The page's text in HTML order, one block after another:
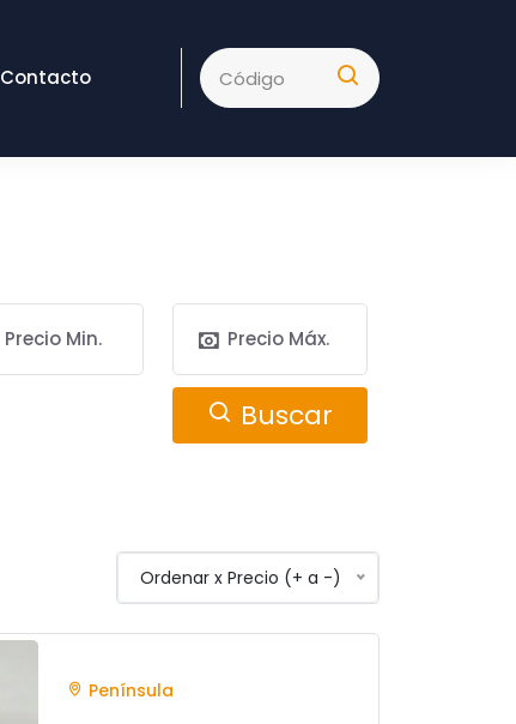
Contacto
Buscar
Ordenar x Precio (+ a -)
Península